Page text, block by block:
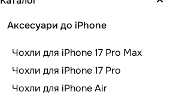
Аксесуари до iPhone
Чохли для iPhone 17 Pro Max
Чохли для iPhone 17 Pro
Чохли для iPhone Air